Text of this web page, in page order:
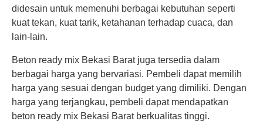
didesain untuk memenuhi berbagai kebutuhan seperti
kuat tekan, kuat tarik, ketahanan terhadap cuaca, dan
lain-lain.
Beton ready mix Bekasi Barat juga tersedia dalam
berbagai harga yang bervariasi. Pembeli dapat memilih
harga yang sesuai dengan budget yang dimiliki. Dengan
harga yang terjangkau, pembeli dapat mendapatkan
beton ready mix Bekasi Barat berkualitas tinggi.